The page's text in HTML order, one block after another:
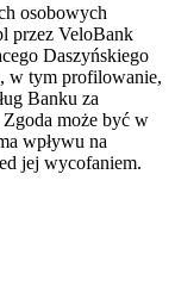
osobowych
przez VeloBank
Daszyńskiego
w tym profilowanie,
Banku za
może być w
wpływu na
jej wycofaniem.